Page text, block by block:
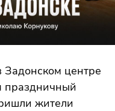
центре
праздничный
жители